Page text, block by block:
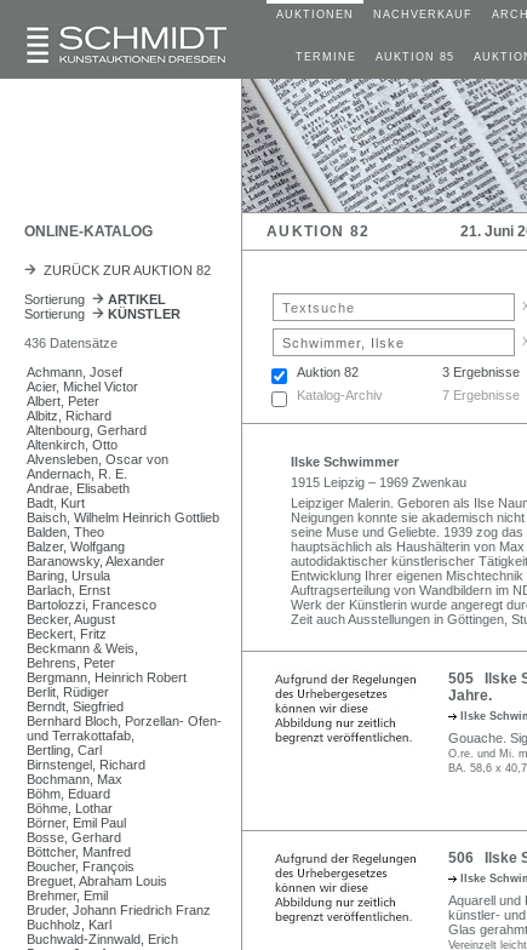
AUKTIONEN NACHVERKAUF
TERMINE AUKTION 85
ONLINE-KATALOG AUKTION 82 21. Juni
ZURÜCK ZUR AUKTION 82
Sortierung
ARTIKEL
Sortierung
KÜNSTLER
436 Datensätze
Achmann, Josef
Acier, Michel Victor
Albert, Peter
Albitz, Richard
Altenbourg, Gerhard
Altenkirch, Otto
Alvensleben, Oscar von
Andernach, R. E.
Andrae, Elisabeth
Badt, Kurt
Baisch, Wilhelm Heinrich Gottlieb
Balden, Theo
Balzer, Wolfgang
Baranowsky, Alexander
Baring, Ursula
Barlach, Ernst
Bartolozzi, Francesco
Becker, August
Beckert, Fritz
Beckmann & Weis,
Behrens, Peter
Bergmann, Heinrich Robert
Berlit, Rüdiger
Berndt, Siegfried
Bernhard Bloch, Porzellan- Ofen-
und Terrakottafab,
Bertling, Carl
Birnstengel, Richard
Bochmann, Max
Böhm, Eduard
Böhme, Lothar
Börner, Emil Paul
Bosse, Gerhard
Böttcher, Manfred
Boucher, François
Breguet, Abraham Louis
Brehmer, Emil
Bruder, Johann Friedrich Franz
Buchholz, Karl
Buchwald-Zinnwald, Erich
Auktion 82
3 Ergebnisse
Katalog-Archiv
7 Ergebnisse
Ilske Schwimmer
1915 Leipzig – 1969 Zwenkau
Leipziger Malerin. Geboren als Ilse
Neigungen konnte sie akademisch
seine Muse und Geliebte. 1939 zog
hauptsächlich als Haushälterin von
autodidaktischer künstlerischer
Entwicklung Ihrer eigenen
Auftragserteilung von Wandbildern im
Werk der Künstlerin wurde angeregt
Zeit auch Ausstellungen in Göttingen,
505 Ilske
Jahre.
Ilske
Gouache.
O.re. und Mi.
BA. 58,6 x
506 Ilske
Ilske
Aquarell und
künstler-
Glas gerahmt.
Vereinzelt